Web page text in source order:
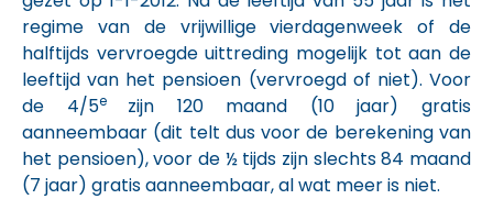
regime van de vrijwillige vierdagenweek of de
halftijds vervroegde uittreding mogelijk tot aan de
leeftijd van het pensioen (vervroegd of niet). Voor
de 4/5e zijn 120 maand (10 jaar) gratis
aanneembaar (dit telt dus voor de berekening van
het pensioen), voor de ½ tijds zijn slechts 84 maand
(7 jaar) gratis aanneembaar, al wat meer is niet.